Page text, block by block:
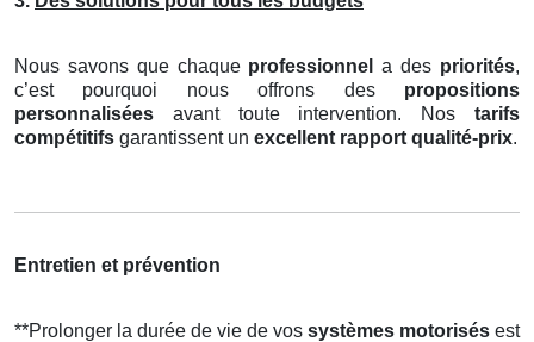
Nous savons que chaque professionnel a des priorités,
c’est pourquoi nous offrons des propositions
personnalisées avant toute intervention. Nos tarifs
compétitifs garantissent un excellent rapport qualité-prix.
Entretien et prévention
**Prolonger la durée de vie de vos systèmes motorisés est